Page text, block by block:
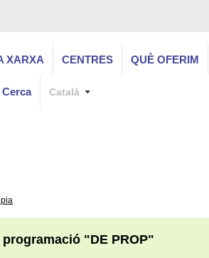
XARXA CENTRES QUÈ OFERIM
Cerca Català
"DE PROP"